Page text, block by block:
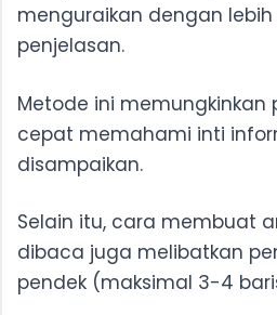
menguraikan dengan
penjelasan.
Metode ini
cepat memahami inti
disampaikan.
Selain itu, cara membuat
dibaca juga melibatkan
pendek (maksimal 3-4